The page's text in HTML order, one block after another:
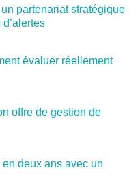
partenariat stratégique
évaluer réellement
offre de gestion de
en deux ans avec un